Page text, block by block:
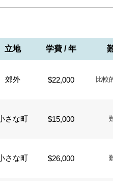
立地 学費 / 年
郊外 $22,000 比較
さな町 $15,000
さな町 $26,000